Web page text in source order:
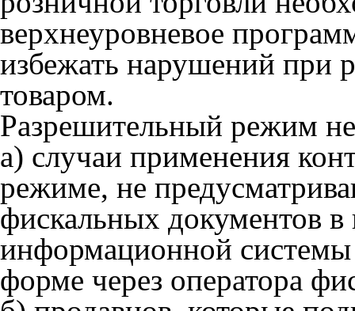
верхнеуровневое
избежать нарушений при
товаром.
Разрешительный режим
а) случаи применения
режиме, не
фискальных документов
информационной системы
форме через оператора